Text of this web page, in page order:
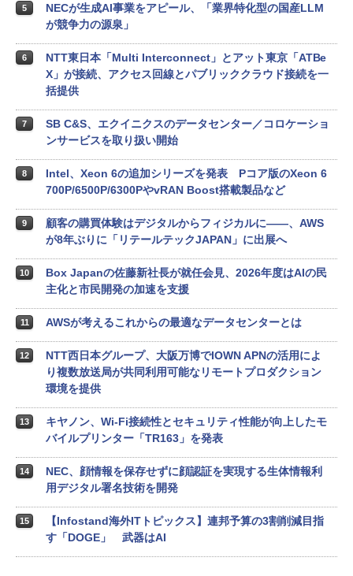
5
NECが生成AI事業をアピール、「業界特化型の国産LLM
が競争力の源泉」
6
NTT東日本「Multi Interconnect」とアット東京「ATBe
X」が接続、アクセス回線とパブリッククラウド接続を一
括提供
7
SB C&S、エクイニクスのデータセンター／コロケーショ
ンサービスを取り扱い開始
8
Intel、Xeon 6の追加シリーズを発表 Pコア版のXeon 6
700P/6500P/6300PやvRAN Boost搭載製品など
9
顧客の購買体験はデジタルからフィジカルに――、AWS
が8年ぶりに「リテールテックJAPAN」に出展へ
10
Box Japanの佐藤新社長が就任会見、2026年度はAIの民
主化と市民開発の加速を支援
11 AWSが考えるこれからの最適なデータセンターとは
12
NTT西日本グループ、大阪万博でIOWN APNの活用によ
り複数放送局が共同利用可能なリモートプロダクション
環境を提供
13
キヤノン、Wi-Fi接続性とセキュリティ性能が向上したモ
バイルプリンター「TR163」を発表
14
NEC、顔情報を保存せずに顔認証を実現する生体情報利
用デジタル署名技術を開発
15
【Infostand海外ITトピックス】連邦予算の3割削減目指
す「DOGE」 武器はAI